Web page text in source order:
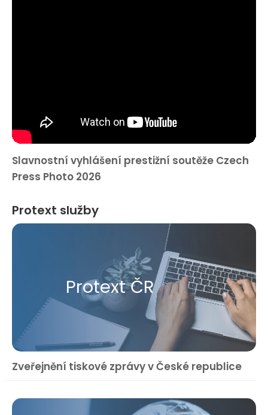
Slavnostní vyhlášení prestižní soutěže Czech
Press Photo 2026
Protext služby
Protext ČR
Zveřejnění tiskové zprávy v České republice